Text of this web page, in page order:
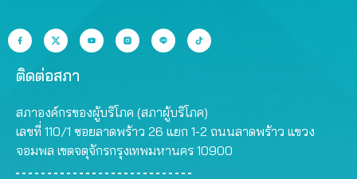
ติดต่อสภา
สภาองค์กรของผู้บริโภค (สภาผู้บริโภค)
เลขที่ 110/1 ซอยลาดพร้าว 26 แยก 1-2 ถนนลาดพร้าว แขวง
จอมพล เขตจตุจักรกรุงเทพมหานคร 10900